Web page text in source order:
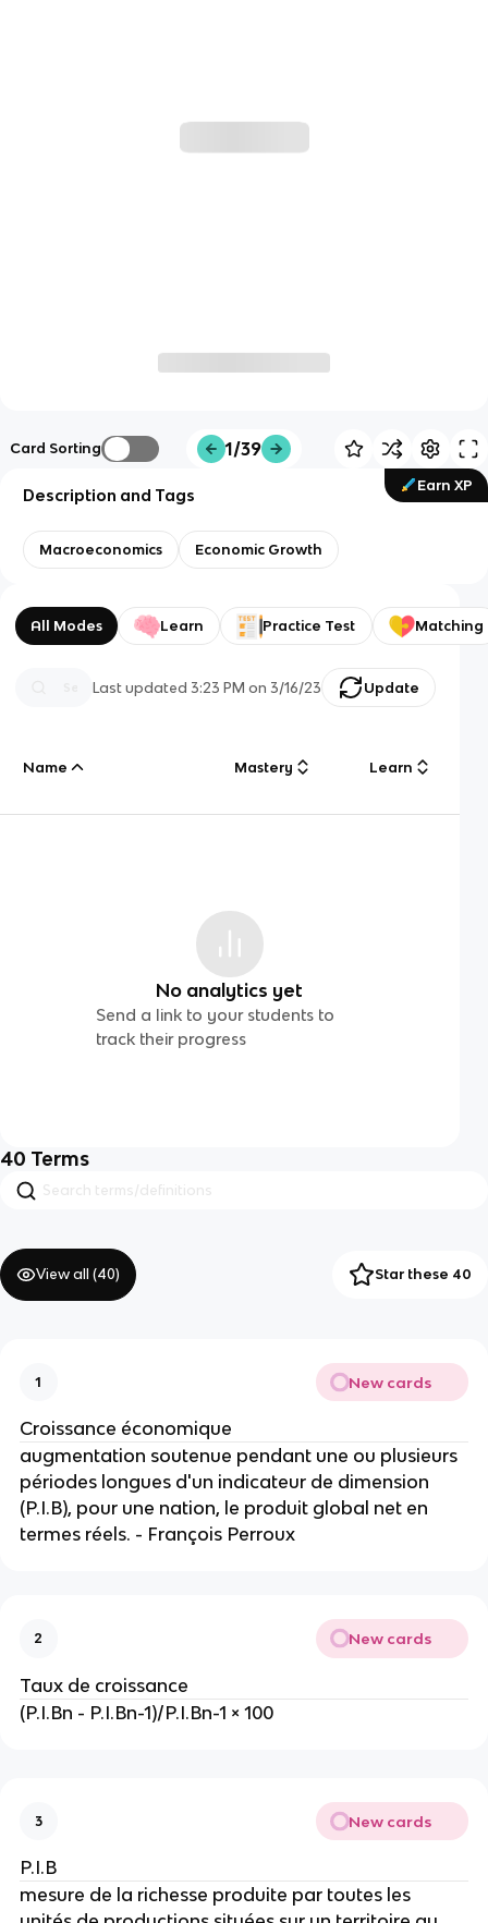
Card Sorting 1/39
Earn XP
Description and Tags
Macroeconomics Economic Growth
All Modes Learn Practice Test Matching
Last updated3:23 PM on 3/16/23 Update
Name Mastery Learn
No analytics yet
Send a link to your students to
track their progress
40 Terms
View all (40) Star these 40
1 New cards
Croissance économique
augmentation soutenue pendant une ou plusieurs
périodes longues d'un indicateur de dimension
(P.I.B), pour une nation, le produit global net en
termes réels. - François Perroux
2 New cards
Taux de croissance
(P.I.Bn - P.I.Bn-1)/P.I.Bn-1 × 100
3 New cards
P.I.B
mesure de la richesse produite par toutes les